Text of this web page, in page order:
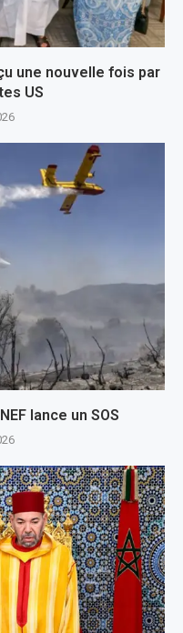
une nouvelle fois par
US
lance un SOS